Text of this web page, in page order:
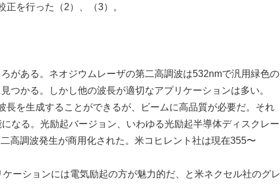
を行った（2）、（3）。
がある。ネオジウムレーザの第二高調波は532nmで汎用緑色の
つかる。しかし他の波長が適切なアプリケーションは多い。
を生成することができるが、ビームに高品質が必要だ。それ
なる。光励起バージョン、いわゆる光励起半導体ディスクレー
高調波発生が商用化された。米コヒレント社は現在355〜
ーションには電気励起の方が魅力的だ、と米ネクセル社のグレ